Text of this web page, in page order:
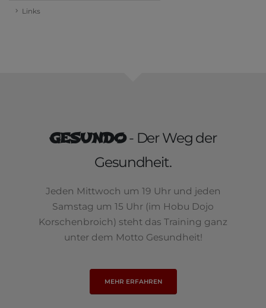
Links
GESUNDO- Der Weg der
Gesundheit.
Jeden Mittwoch um 19 Uhr und jeden
Samstag um 15 Uhr (im Hobu Dojo
Korschenbroich) steht das Training ganz
unter dem Motto Gesundheit!
MEHR ERFAHREN